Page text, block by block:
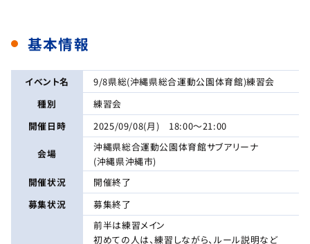
基本情報
イベント名
9/8県総(沖縄県総合運動公園体育館)練習会
種別
練習会
開催日時
2025/09/08(月) 18:00～21:00
会場
沖縄県総合運動公園体育館サブアリーナ
(沖縄県沖縄市)
開催状況
開催終了
募集状況
募集終了
前半は練習メイン
初めての人は、練習しながら、ルール説明など